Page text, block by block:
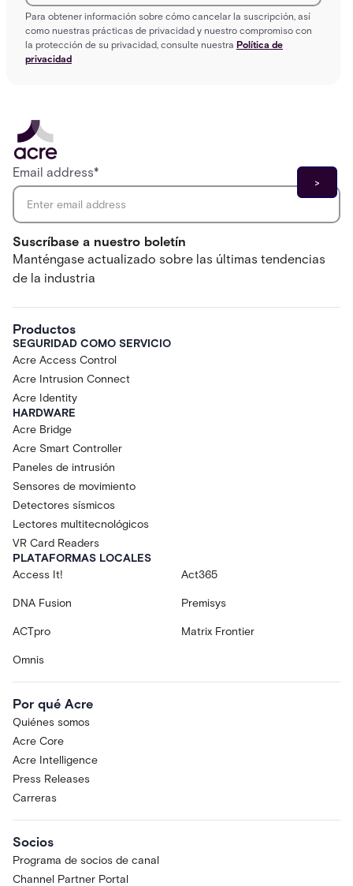
Para obtener información sobre cómo cancelar la suscripción, así
como nuestras prácticas de privacidad y nuestro compromiso con
la protección de su privacidad, consulte nuestra Política de
privacidad
Suscríbase a nuestro boletín
Manténgase actualizado sobre las últimas tendencias
de la industria
Email address*
Productos
SEGURIDAD COMO SERVICIO
Acre Access Control
Acre Intrusion Connect
Acre Identity
HARDWARE
Acre Bridge
Acre Smart Controller
Paneles de intrusión
Sensores de movimiento
Detectores sísmicos
Lectores multitecnológicos
VR Card Readers
PLATAFORMAS LOCALES
Access It!
Act365
DNA Fusion Premisys
ACTpro Matrix Frontier
Omnis
Por qué Acre
Quiénes somos
Acre Core
Acre Intelligence
Press Releases
Carreras
Socios
Programa de socios de canal
Channel Partner Portal